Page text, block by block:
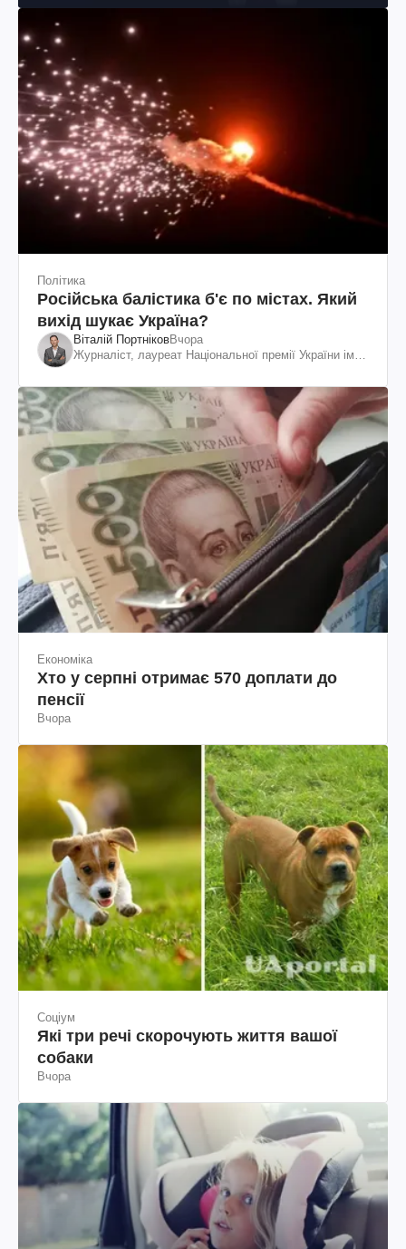
Політика
Російська балістика б'є по містах. Який
вихід шукає Україна?
Віталій ПортніковВчора
Журналіст, лауреат Національної премії України ім.
Економіка
Хто у серпні отримає 570 доплати до
пенсії
Вчора
Соціум
Які три речі скорочують життя вашої
собаки
Вчора